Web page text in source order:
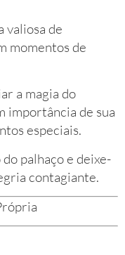
valiosa de
momentos de
a magia do
importância de sua
especiais.
palhaço e deixe-
contagiante.